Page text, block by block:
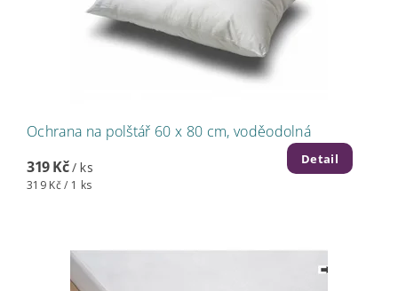
Ochrana na polštář 60 x 80 cm, voděodolná
319 Kč/ ks
319 Kč / 1 ks
Detail